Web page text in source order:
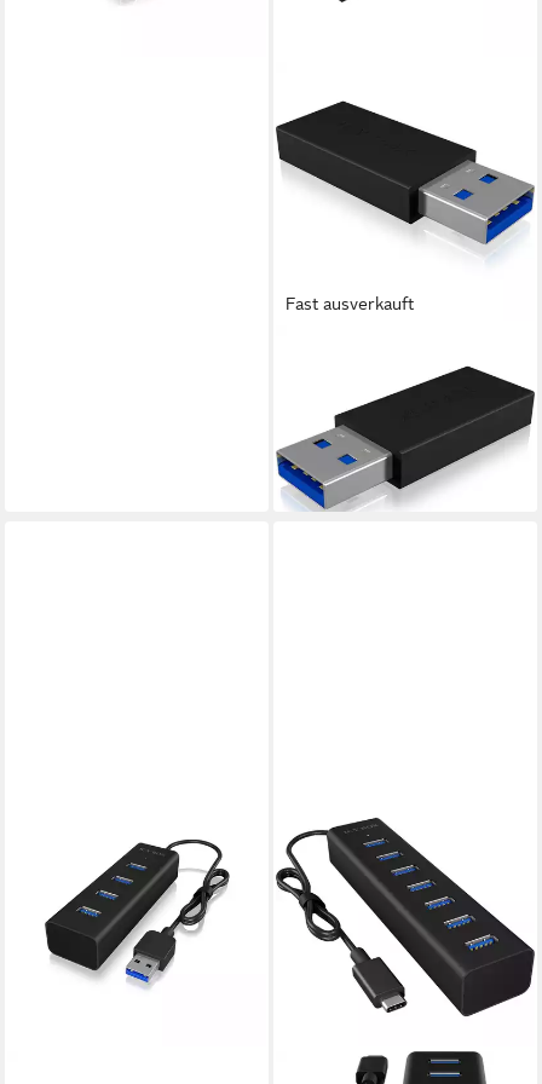
lieferbar - in 4-5 Werktagen bei dir
Fast ausverkauft
Laptop-Dockingstation ICY
BOX USB 3.2 Gen 2 Adapter
IB-CB015, USB-A
29,56 €
lieferbar - in 3-4 Werktagen bei dir